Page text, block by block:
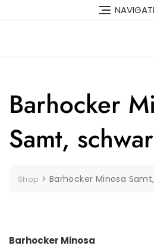
Barhocker
Samt,
Shop > Barhocker Minosa
Barhocker Minosa